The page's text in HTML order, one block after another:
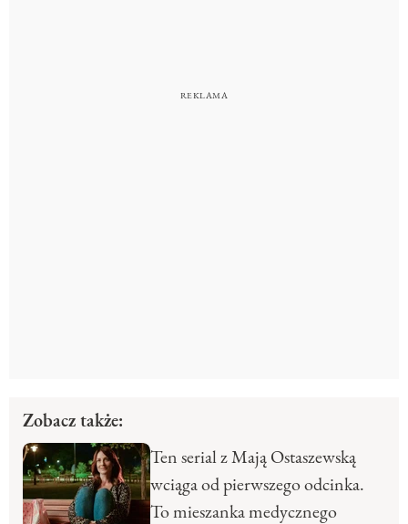
Zobacz także:
Ten serial z Mają Ostaszewską
wciąga od pierwszego odcinka.
To mieszanka medycznego